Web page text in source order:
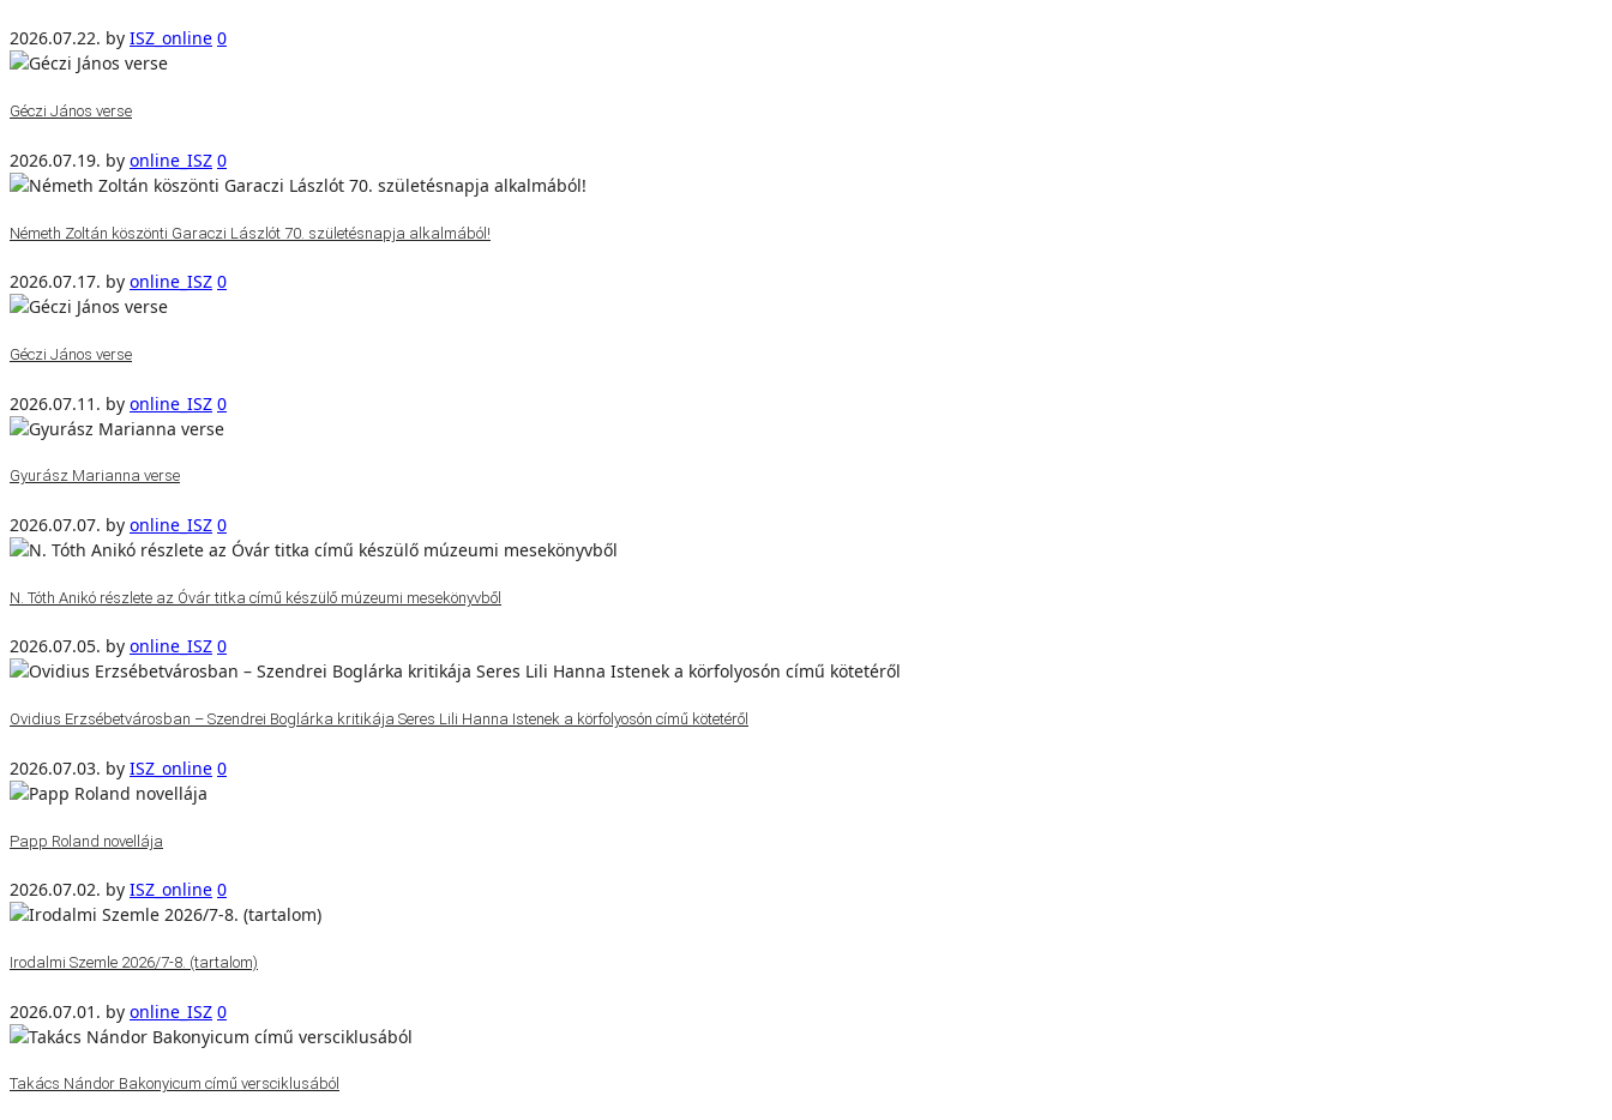
2026.07.22. by ISZ_online 0
Géczi János verse
2026.07.19. by online_ISZ 0
Németh Zoltán köszönti Garaczi Lászlót 70. születésnapja alkalmából!
2026.07.17. by online_ISZ 0
Géczi János verse
2026.07.11. by online_ISZ 0
Gyurász Marianna verse
2026.07.07. by online_ISZ 0
N. Tóth Anikó részlete az Óvár titka című készülő múzeumi mesekönyvből
2026.07.05. by online_ISZ 0
Ovidius Erzsébetvárosban – Szendrei Boglárka kritikája Seres Lili Hanna Istenek a körfolyosón című kötetéről
2026.07.03. by ISZ_online 0
Papp Roland novellája
2026.07.02. by ISZ_online 0
Irodalmi Szemle 2026/7-8. (tartalom)
2026.07.01. by online_ISZ 0
Takács Nándor Bakonyicum című versciklusából